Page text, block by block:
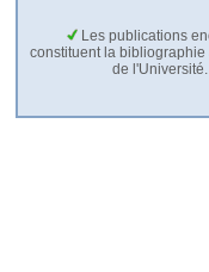
Les publications
constituent la bibliographie
de l'Université.